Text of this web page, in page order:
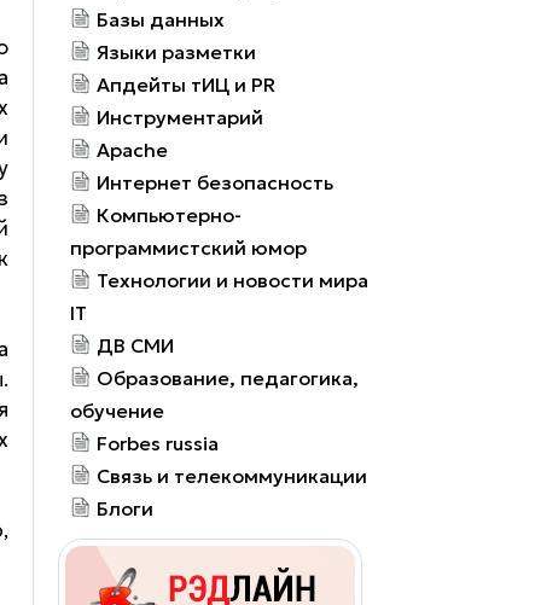
Базы данных
Языки разметки
Апдейты тИЦ и PR
Инструментарий
Apache
Интернет безопасность
Компьютерно-
программистский юмор
Технологии и новости мира
IT
ДВ СМИ
Образование, педагогика,
обучение
Forbes russia
Связь и телекоммуникации
Блоги